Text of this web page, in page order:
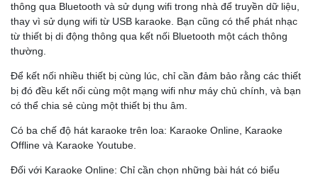
thông qua Bluetooth và sử dụng wifi trong nhà để truyền dữ liệu,
thay vì sử dụng wifi từ USB karaoke. Bạn cũng có thể phát nhạc
từ thiết bị di động thông qua kết nối Bluetooth một cách thông
thường.
Để kết nối nhiều thiết bị cùng lúc, chỉ cần đảm bảo rằng các thiết
bị đó đều kết nối cùng một mạng wifi như máy chủ chính, và bạn
có thể chia sẻ cùng một thiết bị thu âm.
Có ba chế độ hát karaoke trên loa: Karaoke Online, Karaoke
Offline và Karaoke Youtube.
Đối với Karaoke Online: Chỉ cần chọn những bài hát có biểu